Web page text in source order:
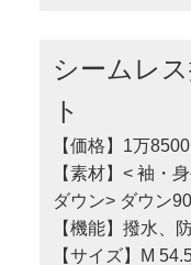
シームレ
ト
【価格】1万
【素材】< 袖・
ダウン> ダウン
【機能】撥水、
【サイズ】M